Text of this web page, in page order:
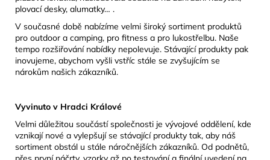
plovací desky, alumatky… .
V současné době nabízíme velmi široký sortiment produktů
pro outdoor a camping, pro fitness a pro lukostřelbu. Naše
tempo rozšiřování nabídky nepolevuje. Stávající produkty pak
inovujeme, abychom vyšli vstříc stále se zvyšujícím se
nárokům našich zákazníků.
Vyvinuto v Hradci Králové
Velmi důležitou součástí společnosti je vývojové oddělení, kde
vznikají nové a vylepšují se stávající produkty tak, aby náš
sortiment obstál u stále náročnějších zákazníků. Od podnětů,